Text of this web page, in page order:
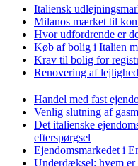
Italiensk
Milanos mærket til
Hvor udfordrende er
Køb af bolig i Italien
Krav til bolig for
Renovering af
Handel med fast
Venlig slutning af
Det italienske
efterspørgsel
Ejendomsmarkedet i
Underdæksel: hvem er